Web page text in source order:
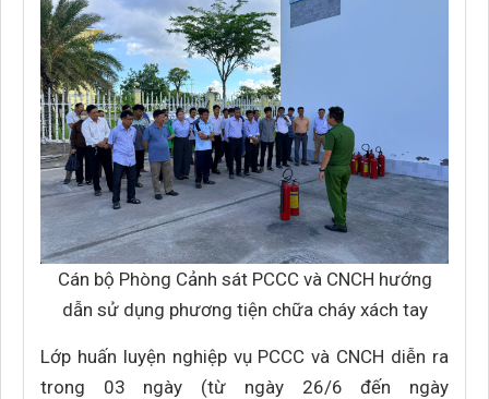
Cán bộ Phòng Cảnh sát PCCC và CNCH hướng
dẫn sử dụng phương tiện chữa cháy xách tay
Lớp huấn luyện nghiệp vụ PCCC và CNCH diễn ra
trong 03 ngày (từ ngày 26/6 đến ngày